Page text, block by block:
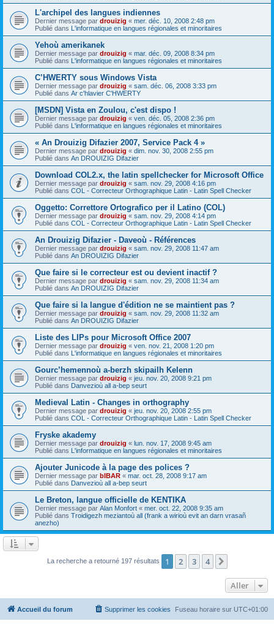
L'archipel des langues indiennes
Dernier message par drouizig « mer. déc. 10, 2008 2:48 pm
Publié dans L'informatique en langues régionales et minoritaires
Yehoù amerikanek
Dernier message par drouizig « mar. déc. 09, 2008 8:34 pm
Publié dans L'informatique en langues régionales et minoritaires
C’HWERTY sous Windows Vista
Dernier message par drouizig « sam. déc. 06, 2008 3:33 pm
Publié dans Ar c'hlavier C'HWERTY
[MSDN] Vista en Zoulou, c'est dispo !
Dernier message par drouizig « ven. déc. 05, 2008 2:36 pm
Publié dans L'informatique en langues régionales et minoritaires
« An Drouizig Difazier 2007, Service Pack 4 »
Dernier message par drouizig « dim. nov. 30, 2008 2:55 pm
Publié dans An DROUIZIG Difazier
Download COL2.x, the latin spellchecker for Microsoft Office
Dernier message par drouizig « sam. nov. 29, 2008 4:16 pm
Publié dans COL - Correcteur Orthographique Latin - Latin Spell Checker
Oggetto: Correttore Ortografico per il Latino (COL)
Dernier message par drouizig « sam. nov. 29, 2008 4:14 pm
Publié dans COL - Correcteur Orthographique Latin - Latin Spell Checker
An Drouizig Difazier - Daveoù - Références
Dernier message par drouizig « sam. nov. 29, 2008 11:47 am
Publié dans An DROUIZIG Difazier
Que faire si le correcteur est ou devient inactif ?
Dernier message par drouizig « sam. nov. 29, 2008 11:34 am
Publié dans An DROUIZIG Difazier
Que faire si la langue d'édition ne se maintient pas ?
Dernier message par drouizig « sam. nov. 29, 2008 11:32 am
Publié dans An DROUIZIG Difazier
Liste des LIPs pour Microsoft Office 2007
Dernier message par drouizig « ven. nov. 21, 2008 1:20 pm
Publié dans L'informatique en langues régionales et minoritaires
Gourc’hemennoù a-berzh skipailh Kelenn
Dernier message par drouizig « jeu. nov. 20, 2008 9:21 pm
Publié dans Danvezioù all a-bep seurt
Medieval Latin - Changes in orthography
Dernier message par drouizig « jeu. nov. 20, 2008 2:55 pm
Publié dans COL - Correcteur Orthographique Latin - Latin Spell Checker
Fryske akademy
Dernier message par drouizig « lun. nov. 17, 2008 9:45 am
Publié dans L'informatique en langues régionales et minoritaires
Ajouter Junicode à la page des polices ?
Dernier message par bIBAR « mar. oct. 28, 2008 9:17 am
Publié dans Danvezioù all a-bep seurt
Le Breton, langue officielle de KENTIKA
Dernier message par Alan Monfort « mer. oct. 22, 2008 9:35 am
Publié dans Troidigezh meziantoù all (frank a wirioù evit an darn vrasañ
anezho)
La recherche a retourné 197 résultats 1 2 3 4
Aller
Accueil du forum Fuseau horaire sur UTC+01:00
Supprimer les cookies